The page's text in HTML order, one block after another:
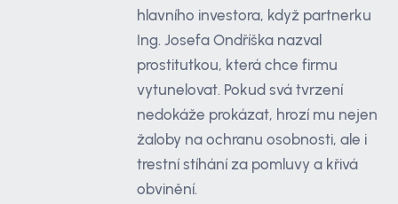
hlavního investora, když partnerku
Ing. Josefa Ondříška nazval
prostitutkou, která chce firmu
vytunelovat. Pokud svá tvrzení
nedokáže prokázat, hrozí mu nejen
žaloby na ochranu osobnosti, ale i
trestní stíhání za pomluvy a křivá
obvinění.